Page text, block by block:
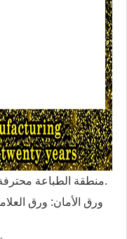
منطقة الطباعة محترفة في صناعة الطباعة لأكثر من 20 عامًا.
ورق الأمان: ورق